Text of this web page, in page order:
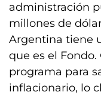
administración
millones de
Argentina tiene
que es el
programa para
inflacionario, lo